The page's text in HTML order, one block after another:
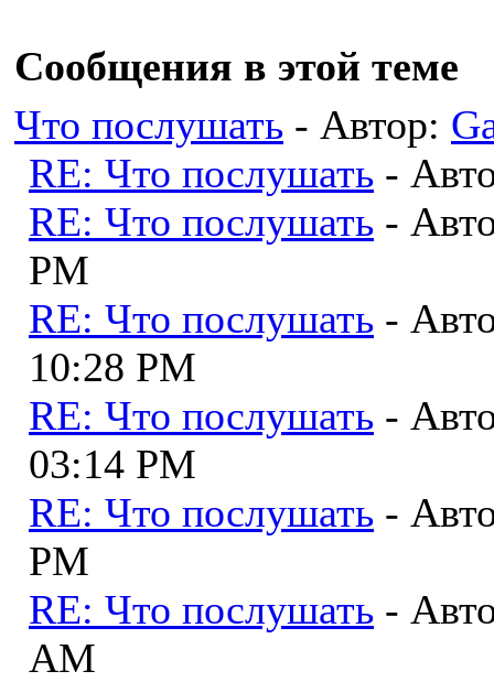
Сообщения в этой теме
Что послушать - Автор:
RE: Что послушать -
RE: Что послушать -
PM
RE: Что послушать -
10:28 PM
RE: Что послушать -
03:14 PM
RE: Что послушать -
PM
RE: Что послушать -
AM